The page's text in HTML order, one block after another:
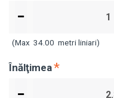
(Max 34.00 metri liniari)
Înălţimea